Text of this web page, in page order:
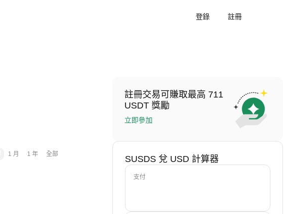
登錄 註冊
1 月 1 年 全部
註冊交易可賺取最高 711
USDT 獎勵
立即參加
SUSDS 兌 USD 計算器
支付